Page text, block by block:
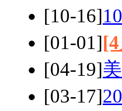
[10-16]
[01-01]
[04-19]
[03-17]